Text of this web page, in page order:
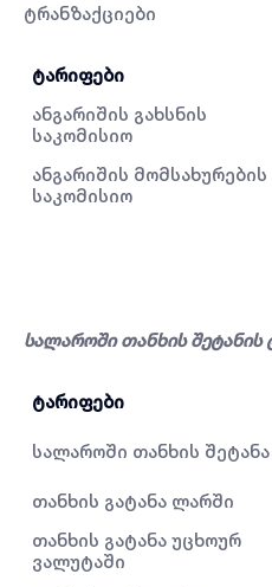
ტრანზაქციები
ტარიფები
ანგარიშის გახსნის
საკომისიო
ანგარიშის მომსახურების
საკომისიო
სალაროში თანხის შეტანის
ტარიფები
სალაროში თანხის შეტანა
თანხის გატანა ლარში
თანხის გატანა უცხოურ
ვალუტაში